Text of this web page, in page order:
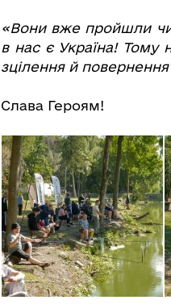
«Вони вже пройшли
в нас є Україна! Тому
зцілення й
Слава Героям!